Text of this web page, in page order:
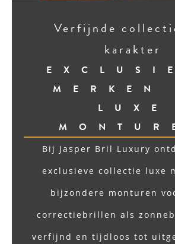
Verfijnde
karakter
MERKEN
LUXE
Bij Jasper Bril Luxury
exclusieve collectie luxe
bijzondere monturen
correctiebrillen als
verfijnd en tijdloos tot